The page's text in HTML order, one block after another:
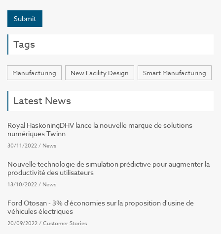
Submit
Tags
Manufacturing New Facility Design Smart Manufacturing
Latest News
Royal HaskoningDHV lance la nouvelle marque de solutions
numériques Twinn
30/11/2022/ News
Nouvelle technologie de simulation prédictive pour augmenter la
productivité des utilisateurs
13/10/2022/ News
Ford Otosan - 3% d'économies sur la proposition d'usine de
véhicules électriques
20/09/2022/Customer Stories